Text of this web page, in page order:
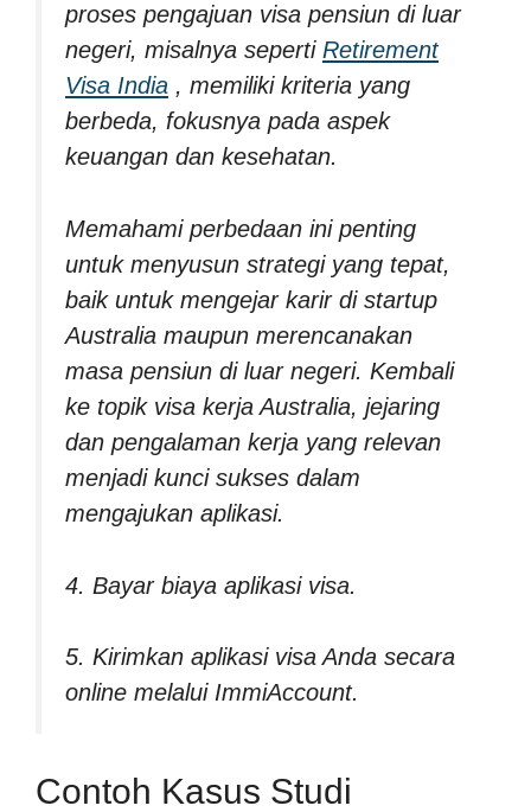
proses pengajuan visa pensiun di luar
negeri, misalnya seperti Retirement
Visa India , memiliki kriteria yang
berbeda, fokusnya pada aspek
keuangan dan kesehatan.
Memahami perbedaan ini penting
untuk menyusun strategi yang tepat,
baik untuk mengejar karir di startup
Australia maupun merencanakan
masa pensiun di luar negeri. Kembali
ke topik visa kerja Australia, jejaring
dan pengalaman kerja yang relevan
menjadi kunci sukses dalam
mengajukan aplikasi.
4. Bayar biaya aplikasi visa.
5. Kirimkan aplikasi visa Anda secara
online melalui ImmiAccount.
Contoh Kasus Studi